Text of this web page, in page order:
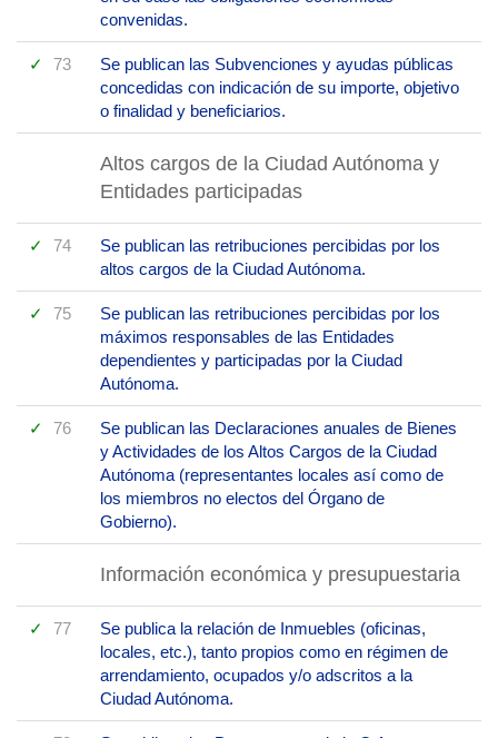
convenidas.
73
Se publican las Subvenciones y ayudas públicas
concedidas con indicación de su importe, objetivo
o finalidad y beneficiarios.
Altos cargos de la Ciudad Autónoma y
Entidades participadas
74
Se publican las retribuciones percibidas por los
altos cargos de la Ciudad Autónoma.
75
Se publican las retribuciones percibidas por los
máximos responsables de las Entidades
dependientes y participadas por la Ciudad
Autónoma.
76
Se publican las Declaraciones anuales de Bienes
y Actividades de los Altos Cargos de la Ciudad
Autónoma (representantes locales así como de
los miembros no electos del Órgano de
Gobierno).
Información económica y presupuestaria
77
Se publica la relación de Inmuebles (oficinas,
locales, etc.), tanto propios como en régimen de
arrendamiento, ocupados y/o adscritos a la
Ciudad Autónoma.